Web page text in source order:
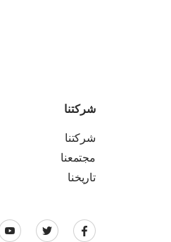
شركتنا
شركتنا
مجتمعنا
تاريخنا